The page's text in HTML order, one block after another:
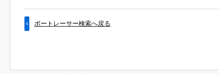
ボートレーサー検索へ戻る